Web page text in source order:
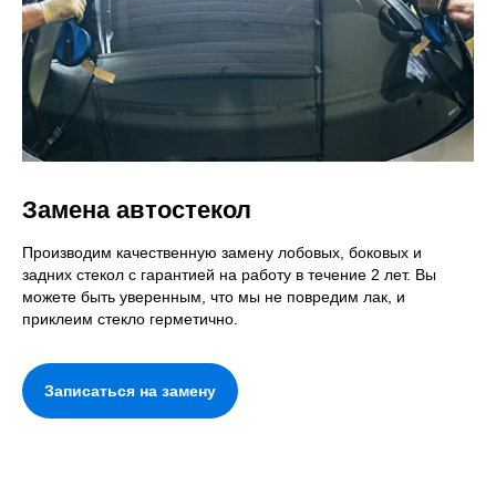
Замена автостекол
Производим качественную замену лобовых, боковых и
задних стекол с гарантией на работу в течение 2 лет. Вы
можете быть уверенным, что мы не повредим лак, и
приклеим стекло герметично.
Записаться на замену